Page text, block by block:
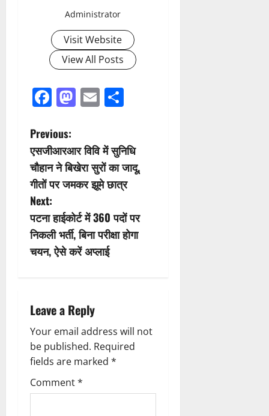
Administrator
Visit Website
View All Posts
Facebook
Mastodon
Email
P
o
s
t
n
a
i
g
a
t
Previous:
एसजीआरआर विवि में सुनिधि
चौहान ने बिखेरा सुरों का जादू,
गीतों पर जमकर झूमे छात्र
Next:
पटना हाईकोर्ट में 360 पदों पर
निकली भर्ती, बिना परीक्षा होगा
चयन, ऐसे करें अप्लाई
Leave a Reply
Your email address will not
be published. Required
fields are marked *
Comment*